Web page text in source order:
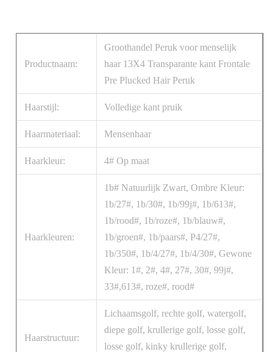
Productnaam:
Groothandel Peruk voor menselijk
haar 13X4 Transparante kant Frontale
Pre Plucked Hair Peruk
Haarstijl: Volledige kant pruik
Haarmateriaal: Mensenhaar
Haarkleur: 4# Op maat
Haarkleuren:
1b# Natuurlijk Zwart, Ombre Kleur:
1b/27#, 1b/30#, 1b/99j#, 1b/613#,
1b/rood#, 1b/roze#, 1b/blauw#,
1b/groen#, 1b/paars#, P4/27#,
1b/350#, 1b/4/27#, 1b/4/30#, Gewone
Kleur: 1#, 2#, 4#, 27#, 30#, 99j#,
33#,613#, roze#, rood#
Haarstructuur:
Lichaamsgolf, rechte golf, watergolf,
diepe golf, krullerige golf, losse golf,
losse golf, kinky krullerige golf,